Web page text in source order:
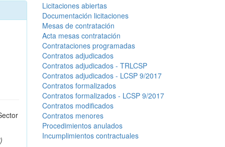
Licitaciones abiertas
Documentación licitaciones
Mesas de contratación
Acta mesas contratación
Contrataciones programadas
Contratos adjudicados
Contratos adjudicados - TRLCSP
Contratos adjudicados - LCSP 9/2017
Contratos formalizados
Contratos formalizados - LCSP 9/2017
Contratos modificados
Contratos menores
Procedimientos anulados
Incumplimientos contractuales